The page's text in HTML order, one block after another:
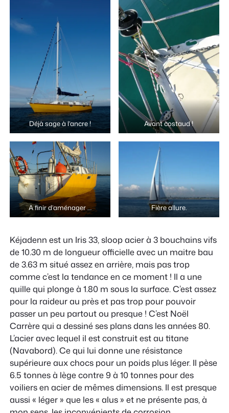
Déjà sage à l’ancre ! Avant costaud !
A finir d’aménager … Fière allure.
Kéjadenn est un Iris 33, sloop acier à 3 bouchains vifs
de 10.30 m de longueur officielle avec un maitre bau
de 3.63 m situé assez en arrière, mais pas trop
comme c’est la tendance en ce moment ! Il a une
quille qui plonge à 1.80 m sous la surface. C’est assez
pour la raideur au près et pas trop pour pouvoir
passer un peu partout ou presque ! C’est Noël
Carrère qui a dessiné ses plans dans les années 80.
L’acier avec lequel il est construit est au titane
(Navabord). Ce qui lui donne une résistance
supérieure aux chocs pour un poids plus léger. Il pèse
6.5 tonnes à lège contre 9 à 10 tonnes pour des
voiliers en acier de mêmes dimensions. Il est presque
aussi « léger » que les « alus » et ne présente pas, à